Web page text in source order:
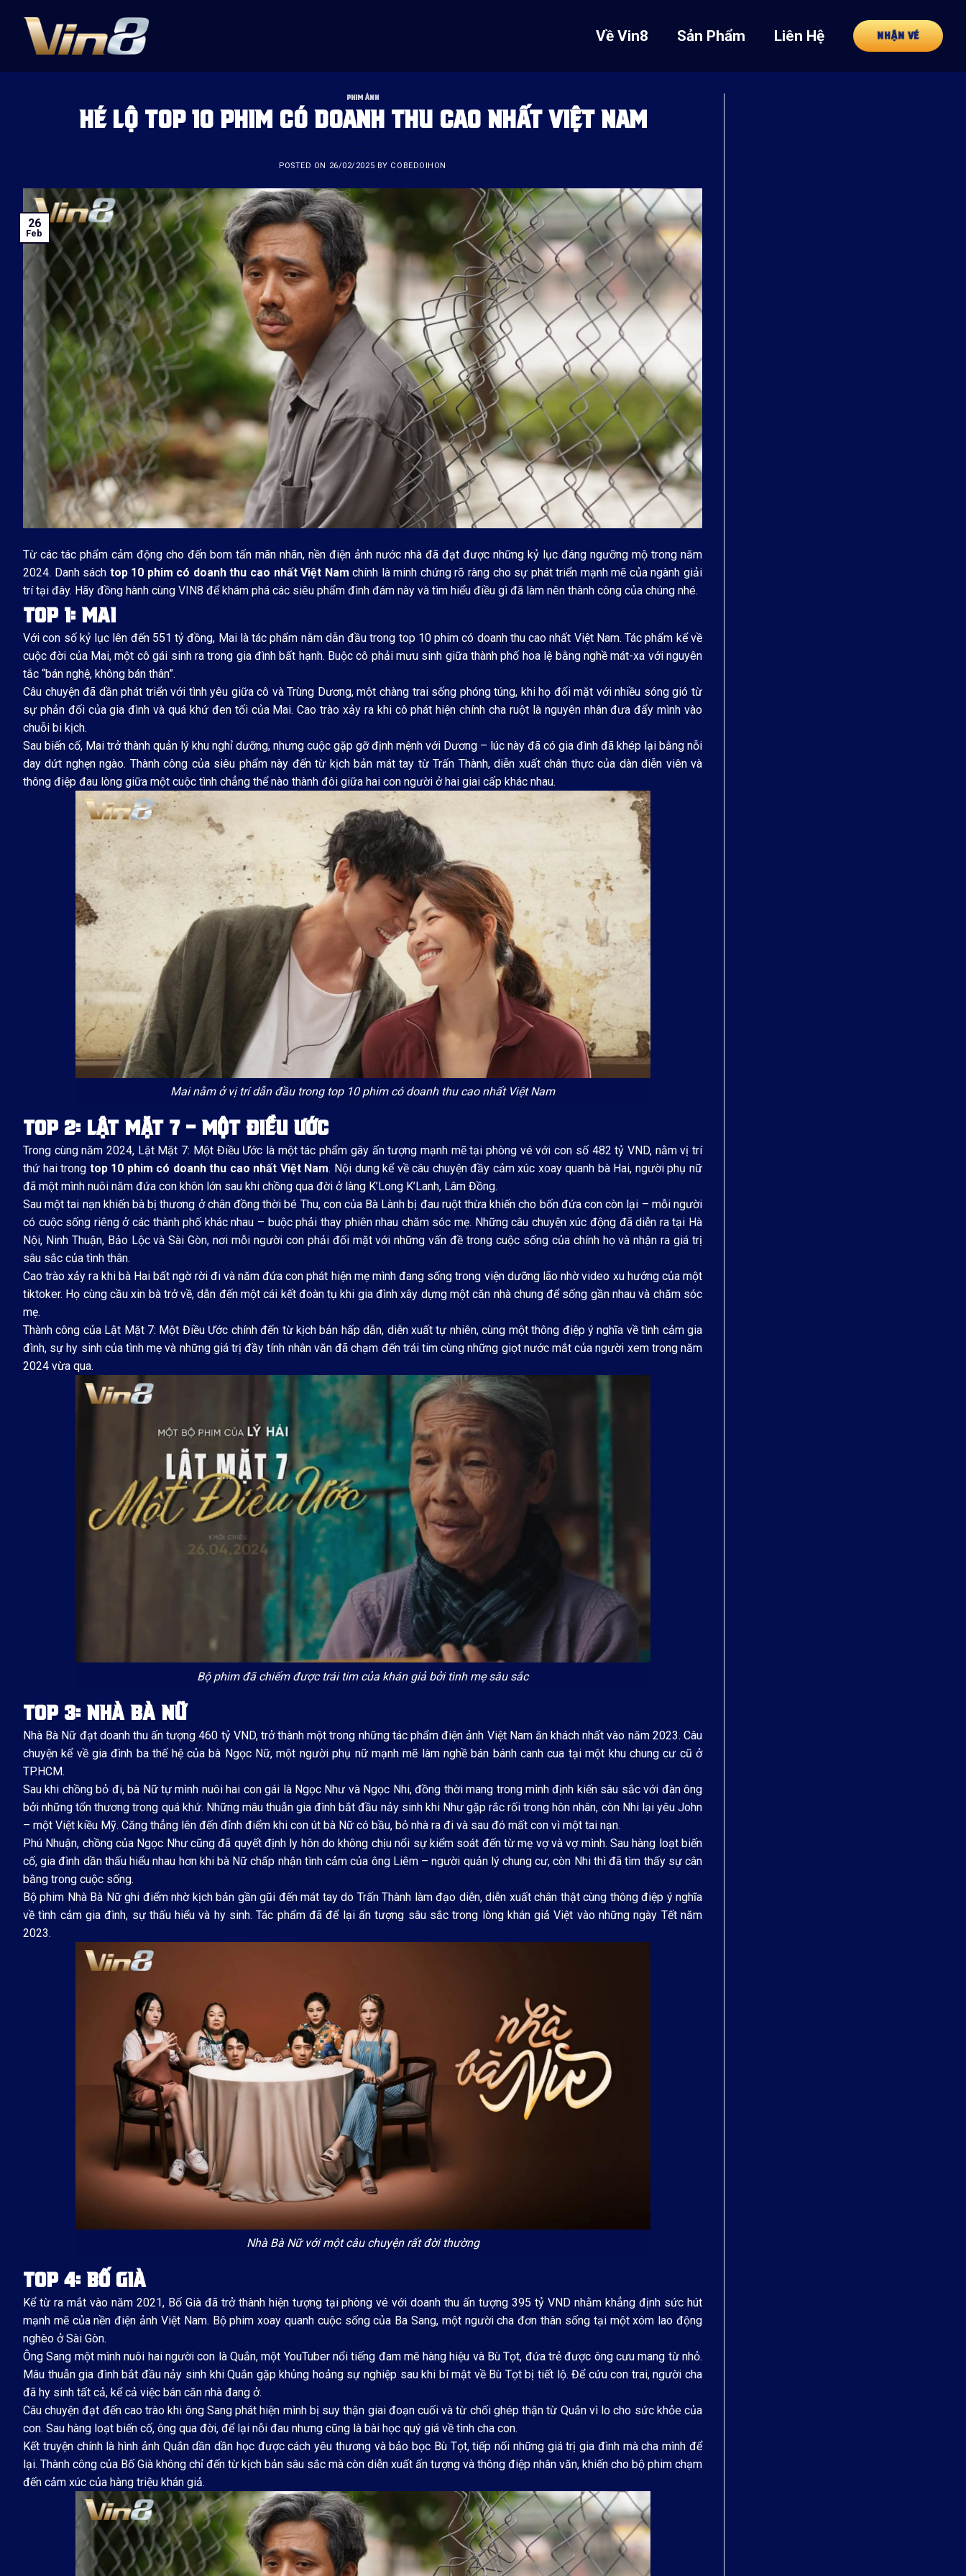
content
Về Vin8 Sản Phẩm Liên Hệ NHẬN VÉ
PHIM ẢNH
HÉ LỘ TOP 10 PHIM CÓ DOANH THU CAO NHẤT VIỆT NAM
POSTED ON 26/02/2025 BY COBEDOIHON
26
Feb
Từ các tác phẩm cảm động cho đến bom tấn mãn nhãn, nền điện ảnh nước nhà đã đạt được những kỷ lục đáng ngưỡng mộ trong năm
2024. Danh sách top 10 phim có doanh thu cao nhất Việt Nam chính là minh chứng rõ ràng cho sự phát triển mạnh mẽ của ngành giải
trí tại đây. Hãy đồng hành cùng VIN8 để khám phá các siêu phẩm đình đám này và tìm hiểu điều gì đã làm nên thành công của chúng nhé.
TOP 1: MAI
Với con số kỷ lục lên đến 551 tỷ đồng, Mai là tác phẩm nằm dẫn đầu trong top 10 phim có doanh thu cao nhất Việt Nam. Tác phẩm kể về
cuộc đời của Mai, một cô gái sinh ra trong gia đình bất hạnh. Buộc cô phải mưu sinh giữa thành phố hoa lệ bằng nghề mát-xa với nguyên
tắc “bán nghệ, không bán thân”.
Câu chuyện đã dần phát triển với tình yêu giữa cô và Trùng Dương, một chàng trai sống phóng túng, khi họ đối mặt với nhiều sóng gió từ
sự phản đối của gia đình và quá khứ đen tối của Mai. Cao trào xảy ra khi cô phát hiện chính cha ruột là nguyên nhân đưa đẩy mình vào
chuỗi bi kịch.
Sau biến cố, Mai trở thành quản lý khu nghỉ dưỡng, nhưng cuộc gặp gỡ định mệnh với Dương – lúc này đã có gia đình đã khép lại bằng nỗi
day dứt nghẹn ngào. Thành công của siêu phẩm này đến từ kịch bản mát tay từ Trấn Thành, diễn xuất chân thực của dàn diễn viên và
thông điệp đau lòng giữa một cuộc tình chẳng thể nào thành đôi giữa hai con người ở hai giai cấp khác nhau.
Mai nằm ở vị trí dẫn đầu trong top 10 phim có doanh thu cao nhất Việt Nam
TOP 2: LẬT MẶT 7 – MỘT ĐIỀU ƯỚC
Trong cùng năm 2024, Lật Mặt 7: Một Điều Ước là một tác phẩm gây ấn tượng mạnh mẽ tại phòng vé với con số 482 tỷ VND, nằm vị trí
thứ hai trong top 10 phim có doanh thu cao nhất Việt Nam. Nội dung kể về câu chuyện đầy cảm xúc xoay quanh bà Hai, người phụ nữ
đã một mình nuôi năm đứa con khôn lớn sau khi chồng qua đời ở làng K’Long K’Lanh, Lâm Đồng.
Sau một tai nạn khiến bà bị thương ở chân đồng thời bé Thu, con của Bà Lành bị đau ruột thừa khiến cho bốn đứa con còn lại – mỗi người
có cuộc sống riêng ở các thành phố khác nhau – buộc phải thay phiên nhau chăm sóc mẹ. Những câu chuyện xúc động đã diễn ra tại Hà
Nội, Ninh Thuận, Bảo Lộc và Sài Gòn, nơi mỗi người con phải đối mặt với những vấn đề trong cuộc sống của chính họ và nhận ra giá trị
sâu sắc của tình thân.
Cao trào xảy ra khi bà Hai bất ngờ rời đi và năm đứa con phát hiện mẹ mình đang sống trong viện dưỡng lão nhờ video xu hướng của một
tiktoker. Họ cùng cầu xin bà trở về, dẫn đến một cái kết đoàn tụ khi gia đình xây dựng một căn nhà chung để sống gần nhau và chăm sóc
mẹ.
Thành công của Lật Mặt 7: Một Điều Ước chính đến từ kịch bản hấp dẫn, diễn xuất tự nhiên, cùng một thông điệp ý nghĩa về tình cảm gia
đình, sự hy sinh của tình mẹ và những giá trị đầy tính nhân văn đã chạm đến trái tim cùng những giọt nước mắt của người xem trong năm
2024 vừa qua.
Bộ phim đã chiếm được trái tim của khán giả bởi tình mẹ sâu sắc
TOP 3: NHÀ BÀ NỮ
Nhà Bà Nữ đạt doanh thu ấn tượng 460 tỷ VND, trở thành một trong những tác phẩm điện ảnh Việt Nam ăn khách nhất vào năm 2023. Câu
chuyện kể về gia đình ba thế hệ của bà Ngọc Nữ, một người phụ nữ mạnh mẽ làm nghề bán bánh canh cua tại một khu chung cư cũ ở
TP.HCM.
Sau khi chồng bỏ đi, bà Nữ tự mình nuôi hai con gái là Ngọc Như và Ngọc Nhi, đồng thời mang trong mình định kiến sâu sắc với đàn ông
bởi những tổn thương trong quá khứ. Những mâu thuẫn gia đình bắt đầu nảy sinh khi Như gặp rắc rối trong hôn nhân, còn Nhi lại yêu John
– một Việt kiều Mỹ. Căng thẳng lên đến đỉnh điểm khi con út bà Nữ có bầu, bỏ nhà ra đi và sau đó mất con vì một tai nạn.
Phú Nhuận, chồng của Ngọc Như cũng đã quyết định ly hôn do không chịu nổi sự kiểm soát đến từ mẹ vợ và vợ mình. Sau hàng loạt biến
cố, gia đình dần thấu hiểu nhau hơn khi bà Nữ chấp nhận tình cảm của ông Liêm – người quản lý chung cư, còn Nhi thì đã tìm thấy sự cân
bằng trong cuộc sống.
Bộ phim Nhà Bà Nữ ghi điểm nhờ kịch bản gần gũi đến mát tay do Trấn Thành làm đạo diễn, diễn xuất chân thật cùng thông điệp ý nghĩa
về tình cảm gia đình, sự thấu hiểu và hy sinh. Tác phẩm đã để lại ấn tượng sâu sắc trong lòng khán giả Việt vào những ngày Tết năm
2023.
Nhà Bà Nữ với một câu chuyện rất đời thường
TOP 4: BỐ GIÀ
Kể từ ra mắt vào năm 2021, Bố Già đã trở thành hiện tượng tại phòng vé với doanh thu ấn tượng 395 tỷ VND nhằm khẳng định sức hút
mạnh mẽ của nền điện ảnh Việt Nam. Bộ phim xoay quanh cuộc sống của Ba Sang, một người cha đơn thân sống tại một xóm lao động
nghèo ở Sài Gòn.
Ông Sang một mình nuôi hai người con là Quắn, một YouTuber nổi tiếng đam mê hàng hiệu và Bù Tọt, đứa trẻ được ông cưu mang từ nhỏ.
Mâu thuẫn gia đình bắt đầu nảy sinh khi Quắn gặp khủng hoảng sự nghiệp sau khi bí mật về Bù Tọt bị tiết lộ. Để cứu con trai, người cha
đã hy sinh tất cả, kể cả việc bán căn nhà đang ở.
Câu chuyện đạt đến cao trào khi ông Sang phát hiện mình bị suy thận giai đoạn cuối và từ chối ghép thận từ Quắn vì lo cho sức khỏe của
con. Sau hàng loạt biến cố, ông qua đời, để lại nỗi đau nhưng cũng là bài học quý giá về tình cha con.
Kết truyện chính là hình ảnh Quắn dần dần học được cách yêu thương và bảo bọc Bù Tọt, tiếp nối những giá trị gia đình mà cha mình để
lại. Thành công của Bố Già không chỉ đến từ kịch bản sâu sắc mà còn diễn xuất ấn tượng và thông điệp nhân văn, khiến cho bộ phim chạm
đến cảm xúc của hàng triệu khán giả.